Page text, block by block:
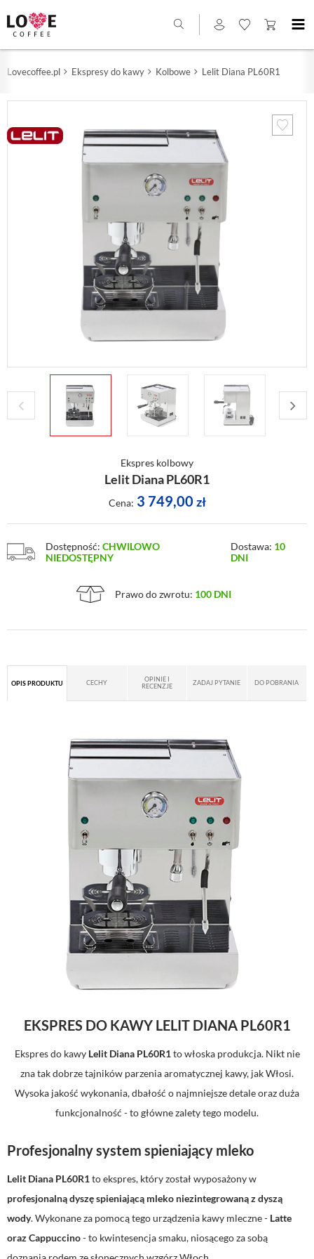
Lovecoffee.pl Ekspresy do kawy Kolbowe Lelit Diana PL60R1
Ekspres kolbowy
Lelit Diana PL60R1
Cena: 3 749,00 zł
Dostępność: CHWILOWO
NIEDOSTĘPNY
Dostawa: 10
DNI
Prawo do zwrotu: 100 DNI
OPIS PRODUKTU CECHY
OPINIE I
RECENZJE
ZADAJ PYTANIE DO POBRANIA
EKSPRES DO KAWY LELIT DIANA PL60R1
Ekspres do kawy Lelit Diana PL60R1to włoska produkcja. Nikt nie
zna tak dobrze tajników parzenia aromatycznej kawy, jak Włosi.
Wysoka jakość wykonania, dbałość o najmniejsze detale oraz duża
funkcjonalność - to główne zalety tego modelu.
Profesjonalny system spieniający mleko
Lelit Diana PL60R1to ekspres, który został wyposażony w
profesjonalną dyszę spieniającą mleko niezintegrowaną z dyszą
wody. Wykonane za pomocą tego urządzenia kawy mleczne - Latte
oraz Cappuccino- to kwintesencja smaku, niosącego za sobą